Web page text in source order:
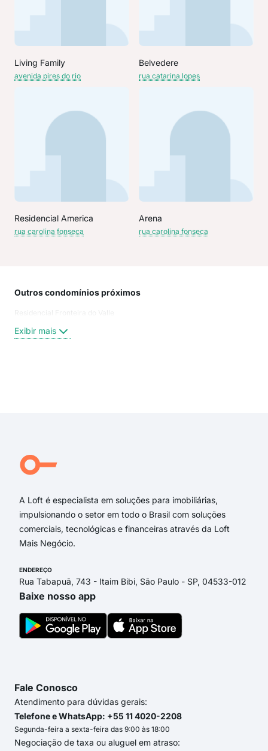
Living Family
avenida pires do rio
Belvedere
rua catarina lopes
Residencial America
rua carolina fonseca
Arena
rua carolina fonseca
Outros condomínios próximos
Residencial Fronteira do Valle
Exibir mais
A Loft é especialista em soluções para imobiliárias,
impulsionando o setor em todo o Brasil com soluções
comerciais, tecnológicas e financeiras através da Loft
Mais Negócio.
ENDEREÇO
Rua Tabapuã, 743 - Itaim Bibi, São Paulo - SP, 04533-012
Baixe nosso app
Fale Conosco
Atendimento para dúvidas gerais:
Telefone e WhatsApp: +55 11 4020-2208
Segunda-feira a sexta-feira das 9:00 às 18:00
Negociação de taxa ou aluguel em atraso: